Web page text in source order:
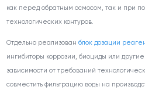
как перед обратным осмосом, так и при
технологических контуров.
Отдельно реализованблок дозации
ингибиторы коррозии, биоциды или
зависимости от требований
совместить фильтрацию воды на